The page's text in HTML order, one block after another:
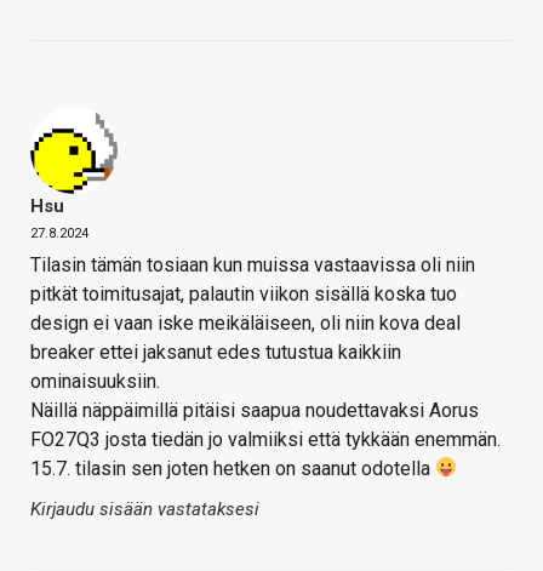
Hsu
27.8.2024
Tilasin tämän tosiaan kun muissa vastaavissa oli niin
pitkät toimitusajat, palautin viikon sisällä koska tuo
design ei vaan iske meikäläiseen, oli niin kova deal
breaker ettei jaksanut edes tutustua kaikkiin
ominaisuuksiin.
Näillä näppäimillä pitäisi saapua noudettavaksi Aorus
FO27Q3 josta tiedän jo valmiiksi että tykkään enemmän.
15.7. tilasin sen joten hetken on saanut odotella
Kirjaudu sisään vastataksesi